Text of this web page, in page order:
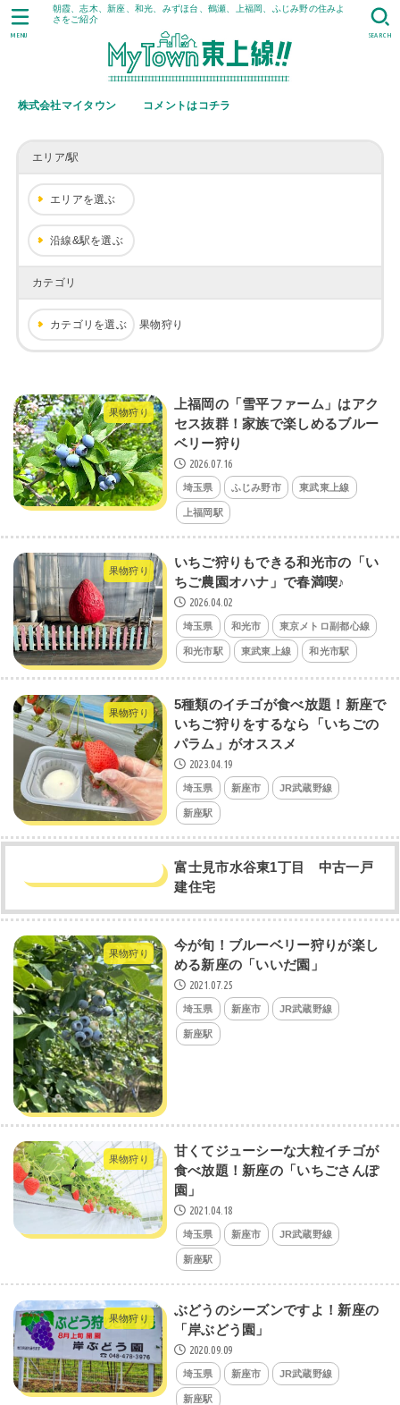
朝霞、志木、新座、和光、みずほ台、鶴瀬、上福岡、ふじみ野の住みよ
さをご紹介
株式会社マイタウン コメントはコチラ
SEARCH
MENU
エリア/駅
エリアを選ぶ
沿線&駅を選ぶ
カテゴリ
カテゴリを選ぶ 果物狩り
果物狩り
上福岡の「雪平ファーム」はアク
セス抜群！家族で楽しめるブルー
ベリー狩り
2026.07.16
埼玉県 ふじみ野市 東武東上線
上福岡駅
果物狩り
いちご狩りもできる和光市の「い
ちご農園オハナ」で春満喫♪
2026.04.02
埼玉県 和光市 東京メトロ副都心線
和光市駅 東武東上線 和光市駅
果物狩り
5種類のイチゴが食べ放題！新座で
いちご狩りをするなら「いちごの
パラム」がオススメ
2023.04.19
埼玉県 新座市 JR武蔵野線
新座駅
富士見市水谷東1丁目 中古一戸
建住宅
果物狩り
今が旬！ブルーベリー狩りが楽し
める新座の「いいだ園」
2021.07.25
埼玉県 新座市 JR武蔵野線
新座駅
果物狩り
甘くてジューシーな大粒イチゴが
食べ放題！新座の「いちごさんぽ
園」
2021.04.18
埼玉県 新座市 JR武蔵野線
新座駅
果物狩り
ぶどうのシーズンですよ！新座の
「岸ぶどう園」
2020.09.09
埼玉県 新座市 JR武蔵野線
新座駅